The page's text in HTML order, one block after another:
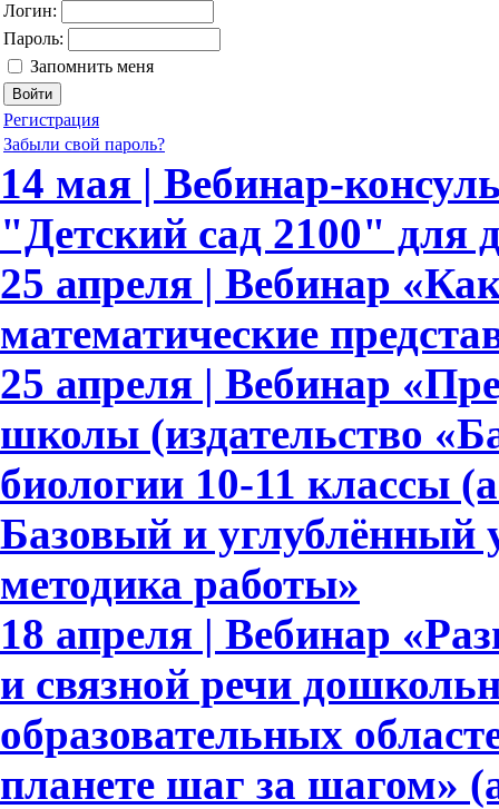
Логин:
Пароль:
Запомнить меня
Регистрация
Забыли свой пароль?
14 мая | Вебинар-
"Детский сад 2100" для
25 апреля | Вебинар
математические
25 апреля | Вебинар
школы (издательство
биологии 10-11 классы
Базовый и углублённый
методика работы»
18 апреля | Вебинар
и связной речи
образовательных
планете шаг за шагом»